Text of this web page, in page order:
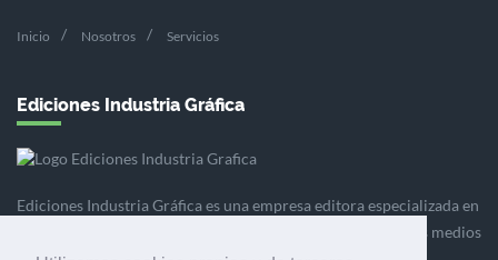
Inicio Nosotros Servicios
Ediciones Industria Gráfica
Ediciones Industria Gráfica es una empresa editora especializada en
el mercado de la comunicación gráfica que engloba diversos medios